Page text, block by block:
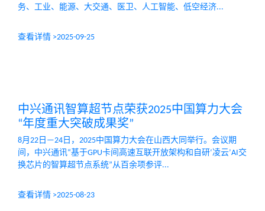
务、工业、能源、大交通、医卫、人工智能、低空经济...
查看详情 >2025-09-25
中兴通讯智算超节点荣获2025中国算力大会
“年度重大突破成果奖”
8月22日—24日，2025中国算力大会在山西大同举行。会议期
间，中兴通讯“基于GPU卡间高速互联开放架构和自研‘凌云’AI交
换芯片的智算超节点系统”从百余项参评...
查看详情 >2025-08-23